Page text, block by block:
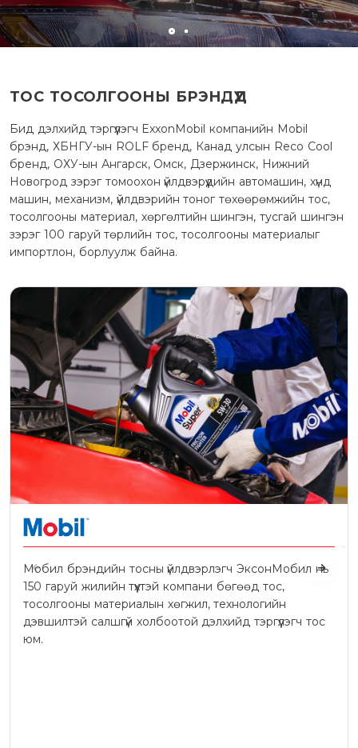
ТОС ТОСОЛГООНЫ БРЭНДҮҮД
Бид дэлхийд тэргүүлэгч ExxonMobil компанийн Mobil
брэнд, ХБНГУ-ын ROLF бренд, Канад улсын Reco Cool
бренд, ОХУ-ын Ангарск, Омск, Дзержинск, Нижний
Новогрод зэрэг томоохон үйлдвэрүүдийн автомашин, хүнд
машин, механизм, үйлдвэрийн тоног төхөөрөмжийн тос,
тосолгооны материал, хөргөлтийн шингэн, тусгай шингэн
зэрэг 100 гаруй төрлийн тос, тосолгооны материалыг
импортлон, борлуулж байна.
Мобил брэндийн тосны үйлдвэрлэгч ЭксонМобил нь
150 гаруй жилийн түүхтэй компани бөгөөд тос,
тосолгооны материалын хөгжил, технологийн
дэвшилтэй салшгүй холбоотой дэлхийд тэргүүлэгч тос
юм.